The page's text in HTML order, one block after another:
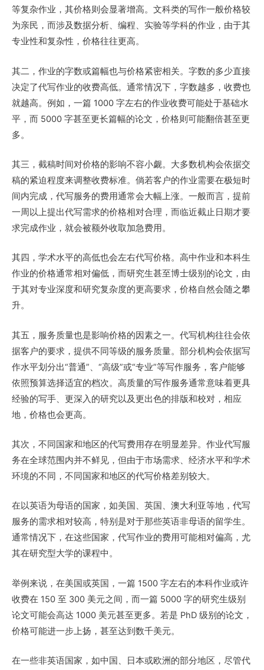
等复杂作业，其价格则会显著增高。文科类的写作一般价格较
为亲民，而涉及数据分析、编程、实验等学科的作业，由于其
专业性和复杂性，价格往往更高。
其二，作业的字数或篇幅也与价格紧密相关。字数的多少直接
决定了代写作业的收费高低。通常情况下，字数越多，收费也
就越高。例如，一篇 1000 字左右的作业收费可能处于基础水
平，而 5000 字甚至更长篇幅的论文，价格则可能翻倍甚至更
多。
其三，截稿时间对价格的影响不容小觑。大多数机构会依据交
稿的紧迫程度来调整收费标准。倘若客户的作业需要在极短时
间内完成，代写服务的费用通常会大幅上涨。一般而言，提前
一周以上提出代写需求的价格相对合理，而临近截止日期才要
求完成作业，就会被额外收取加急费用。
其四，学术水平的高低也会左右代写价格。高中作业和本科生
作业的价格通常相对偏低，而研究生甚至博士级别的论文，由
于其对专业深度和研究复杂度的更高要求，价格自然会随之攀
升。
其五，服务质量也是影响价格的因素之一。代写机构往往会依
据客户的要求，提供不同等级的服务质量。部分机构会依据写
作水平划分出“普通”、“高级”或“专业”等写作服务，客户能够
依照预算选择适宜的档次。高质量的写作服务通常意味着更具
经验的写手、更深入的研究以及更出色的排版和校对，相应
地，价格也会更高。
其次，不同国家和地区的代写费用存在明显差异。作业代写服
务在全球范围内并不鲜见，但由于市场需求、经济水平和学术
环境的不同，不同国家和地区的代写价格差别较大。
在以英语为母语的国家，如美国、英国、澳大利亚等地，代写
服务的需求相对较高，特别是对于那些英语非母语的留学生。
通常情况下，在这些国家，代写作业的费用可能相对偏高，尤
其在研究型大学的课程中。
举例来说，在美国或英国，一篇 1500 字左右的本科作业或许
收费在 150 至 300 美元之间，而一篇 5000 字的研究生级别
论文可能会高达 1000 美元甚至更多。若是 PhD 级别的论文，
价格可能进一步上扬，甚至达到数千美元。
在一些非英语国家，如中国、日本或欧洲的部分地区，尽管代